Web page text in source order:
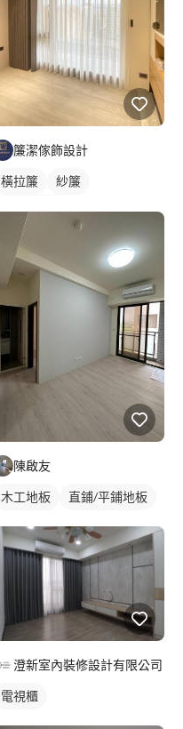
簾潔傢飾設計
橫拉簾
紗簾
陳啟友
木工地板 直鋪/平鋪地板
澄新室內裝修設計有限公司
電視櫃